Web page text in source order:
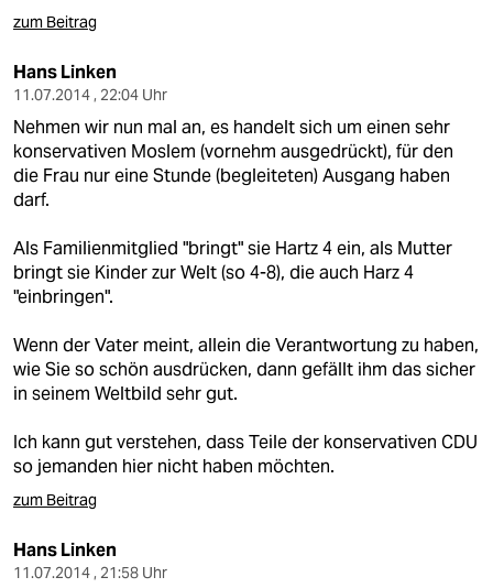
zum Beitrag
Hans Linken
11.07.2014 , 22:04 Uhr
Nehmen wir nun mal an, es handelt sich um einen sehr
konservativen Moslem (vornehm ausgedrückt), für den
die Frau nur eine Stunde (begleiteten) Ausgang haben
darf.
Als Familienmitglied "bringt" sie Hartz 4 ein, als Mutter
bringt sie Kinder zur Welt (so 4-8), die auch Harz 4
"einbringen".
Wenn der Vater meint, allein die Verantwortung zu haben,
wie Sie so schön ausdrücken, dann gefällt ihm das sicher
in seinem Weltbild sehr gut.
Ich kann gut verstehen, dass Teile der konservativen CDU
so jemanden hier nicht haben möchten.
zum Beitrag
Hans Linken
11.07.2014 , 21:58 Uhr